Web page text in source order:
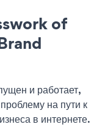
of
и работает,
на пути к
в интернете.